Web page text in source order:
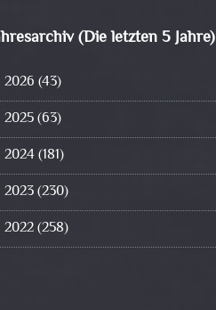
(Die letzten 5 Jahre)
2026 (43)
2025(63)
2024(181)
2023(230)
2022(258)